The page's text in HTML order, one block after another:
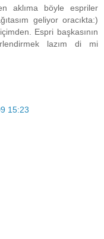
aklıma böyle espriler
geliyor oracıkta:)
Espri başkasının
lazım di mi
15:23